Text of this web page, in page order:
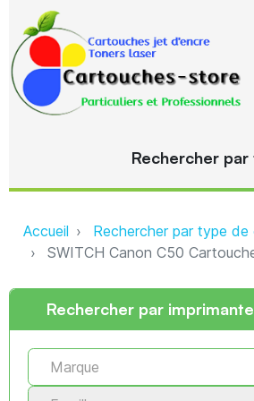
Rechercher
Accueil Rechercher par type
SWITCH Canon C50
Rechercher par imprimante
Marque